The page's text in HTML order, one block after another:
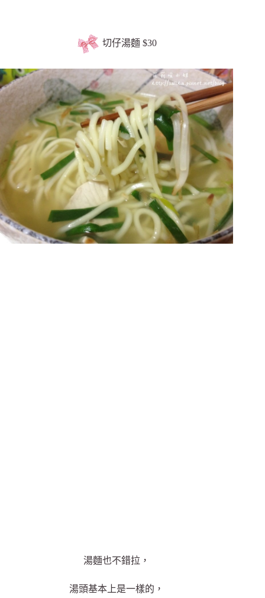
切仔湯麵 $30
湯麵也不錯拉，
湯頭基本上是一樣的，